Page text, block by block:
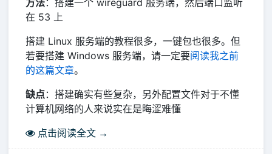
在 53 上
搭建 Linux 服务端的教程很多，一键包也很多。但
若要搭建 Windows 服务端，请一定要阅读我之前
的这篇文章。
缺点：搭建确实有些复杂，另外配置文件对于不懂
计算机网络的人来说实在是晦涩难懂
点击阅读全文 →